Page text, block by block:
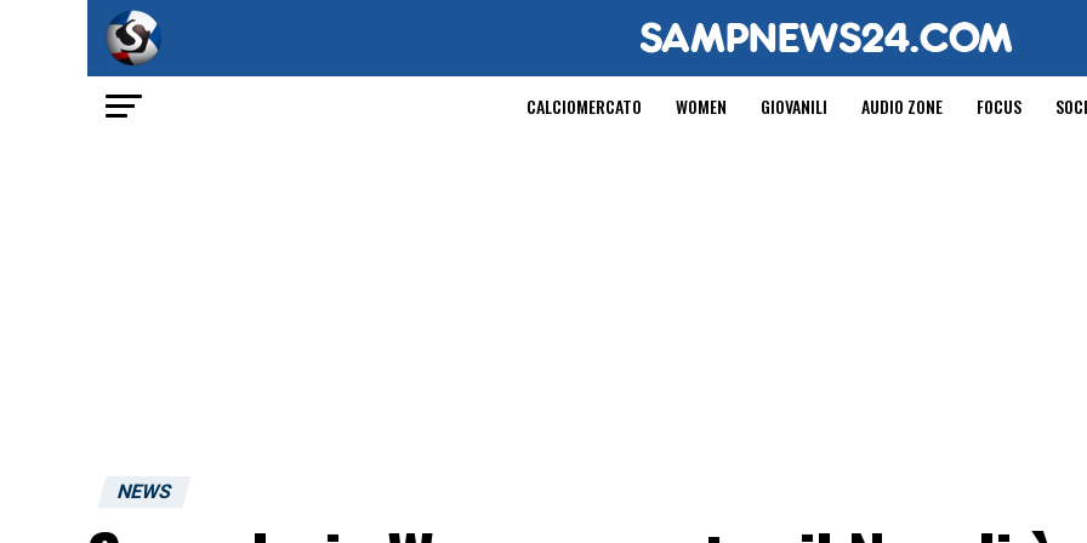
CALCIOMERCATO WOMEN GIOVANILI AUDIO ZONE FOCUS
NEWS